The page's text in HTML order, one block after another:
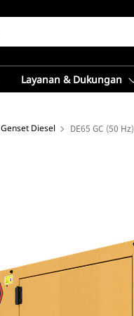
Layanan & Dukungan
Genset Diesel DE65 GC (50 Hz)